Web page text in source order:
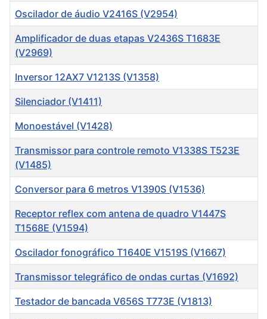
Oscilador de áudio V2416S (V2954)
Amplificador de duas etapas V2436S T1683E
(V2969)
Inversor 12AX7 V1213S (V1358)
Silenciador (V1411)
Monoestável (V1428)
Transmissor para controle remoto V1338S T523E
(V1485)
Conversor para 6 metros V1390S (V1536)
Receptor reflex com antena de quadro V1447S
T1568E (V1594)
Oscilador fonográfico T1640E V1519S (V1667)
Transmissor telegráfico de ondas curtas (V1692)
Testador de bancada V656S T773E (V1813)